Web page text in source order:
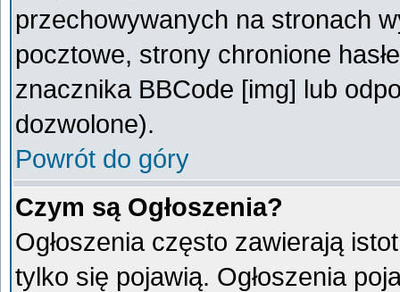
przechowywanych na stronach
pocztowe, strony chronione
znacznika BBCode [img] lub
dozwolone).
Powrót do góry
Czym są Ogłoszenia?
Ogłoszenia często zawierają
tylko się pojawią. Ogłoszenia